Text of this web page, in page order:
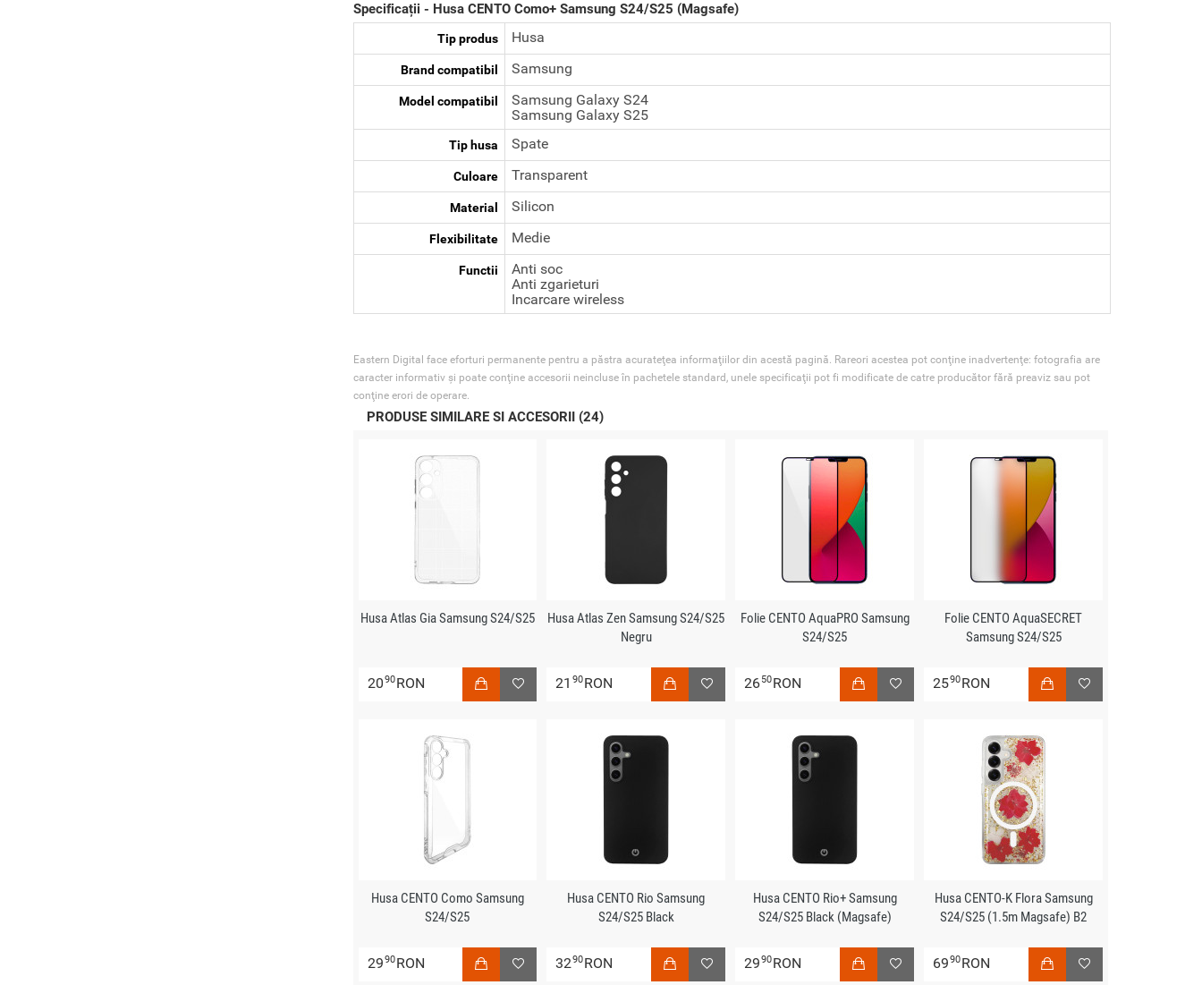
Specificații - Husa CENTO Como+ Samsung S24/S25 (Magsafe)
Tip produs Husa
Brand compatibil Samsung
Model compatibil
Samsung Galaxy S24
Samsung Galaxy S25
Tip husa Spate
Culoare Transparent
Material Silicon
Flexibilitate Medie
Functii
Anti soc
Anti zgarieturi
Incarcare wireless
Eastern Digital face eforturi permanente pentru a păstra acurateţea informaţiilor din acestă pagină. Rareori acestea pot conţine inadvertenţe: fotografia are
caracter informativ şi poate conţine accesorii neincluse în pachetele standard, unele specificaţii pot fi modificate de catre producător fără preaviz sau pot
conţine erori de operare.
PRODUSE SIMILARE SI ACCESORII (24)
Husa Atlas Gia Samsung S24/S25
2090RON
Husa Atlas Zen Samsung S24/S25
Negru
21 90RON
Folie CENTO AquaPRO Samsung
S24/S25
2650RON
Folie CENTO AquaSECRET
Samsung S24/S25
2590RON
Husa CENTO Como Samsung
S24/S25
2990RON
Husa CENTO Rio Samsung
S24/S25 Black
3290RON
Husa CENTO Rio+ Samsung
S24/S25 Black (Magsafe)
2990RON
Husa CENTO-K Flora Samsung
S24/S25 (1.5m Magsafe) B2
6990RON